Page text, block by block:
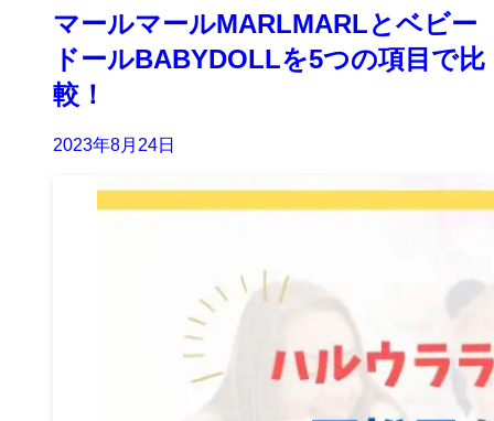
マールマールMARLMARLとベビー
ドールBABYDOLLを5つの項目で比
較！
2023年8月24日